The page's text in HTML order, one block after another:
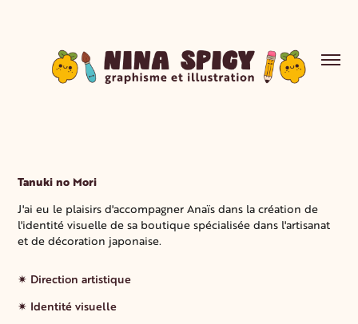
Tanuki no Mori
J'ai eu le plaisirs d'accompagner Anaïs dans la création de
l'identité visuelle de sa boutique spécialisée dans l'artisanat
et de décoration japonaise.
✷ Direction artistique
✷ Identité visuelle